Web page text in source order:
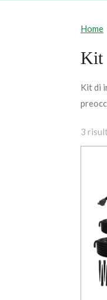
Home
Kit
Kit di
3